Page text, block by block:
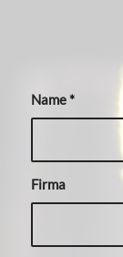
Name*
Firma